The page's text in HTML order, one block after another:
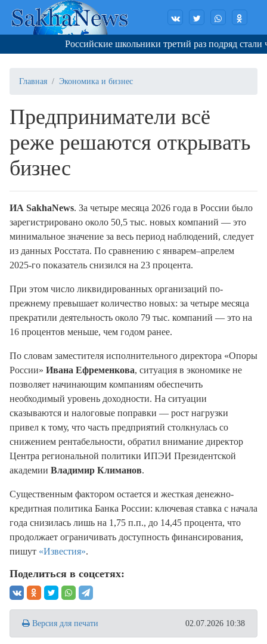
Российские школьники третий раз подряд стали
Главная Экономика и бизнес
Предприниматели всё
реже решаются открывать
бизнес
ИА SakhaNews. За четыре месяца 2026 года в России было
зарегистрировано около 50,5 тыс. новых компаний — это
минимальное значение за весь период наблюдений, следует
из данных Росстата. По сравнению с январем–апрелем
2025-го показатель снизился на 23 процента.
При этом число ликвидированных организаций по-
прежнему превышает количество новых: за четыре месяца
прекратили деятельность около 79 тыс. компаний — это на
16 процентов меньше, чем годом ранее.
По словам заместителя исполнительного директора «Опоры
России» Ивана Ефременкова, ситуация в экономике не
позволяет начинающим компаниям обеспечить
необходимый уровень доходности. На ситуации
сказываются и налоговые поправки — рост нагрузки
привел к тому, что часть предприятий столкнулась со
снижением рентабельности, обратил внимание директор
Центра региональной политики ИПЭИ Президентской
академии Владимир Климанов.
Существенным фактором остается и жесткая денежно-
кредитная политика Банка России: ключевая ставка с начала
года снизилась лишь на 1,75 п.п., до 14,45 процента, что
продолжает ограничивать доступность финансирования,
пишут «Известия».
Поделиться в соцсетях:
Версия для печати 02.07.2026 10:38